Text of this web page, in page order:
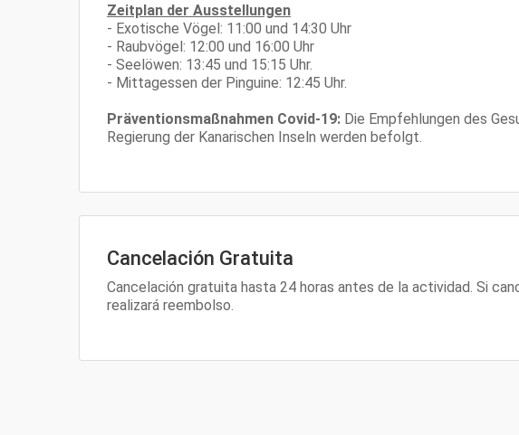
Zeitplan der Ausstellungen
- Exotische Vögel: 11:00 und 14:30 Uhr
- Raubvögel: 12:00 und 16:00 Uhr
- Seelöwen: 13:45 und 15:15 Uhr.
- Mittagessen der Pinguine: 12:45 Uhr.
Präventionsmaßnahmen Covid-19: Die Empfehlungen des
Regierung der Kanarischen Inseln werden befolgt.
Cancelación Gratuita
Cancelación gratuita hasta 24 horas antes de la actividad. Si
realizará reembolso.